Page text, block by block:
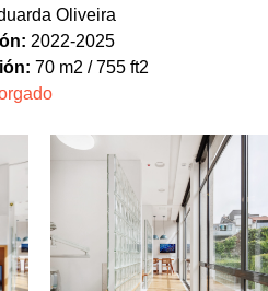
Oliveira
2022-2025
70 m2 / 755 ft2